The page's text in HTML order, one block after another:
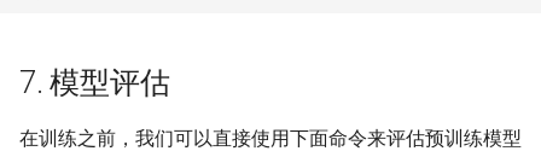
7. 模型评估
在训练之前，我们可以直接使用下面命令来评估预训练模型